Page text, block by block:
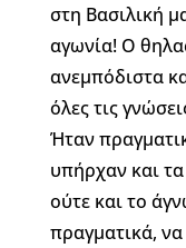
στη Βασιλική
αγωνία! Ο
ανεμπόδιστα
όλες τις
Ήταν
υπήρχαν και
ούτε και το
πραγματικά,